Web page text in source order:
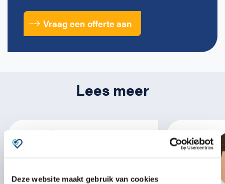
Deze website maakt gebruik van cookies
Vraag een offerte aan
Lees meer